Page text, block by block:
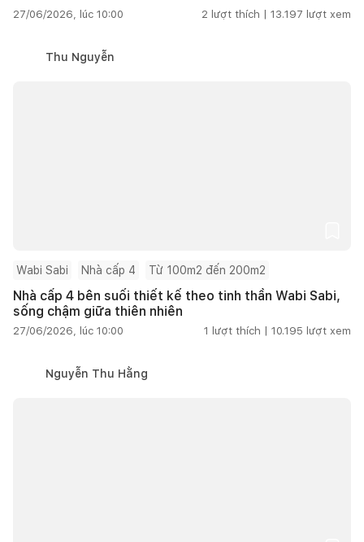
27/06/2026, lúc 10:00 2 lượt thích | 13.197 lượt xem
Thu Nguyễn
Wabi Sabi Nhà cấp 4 Từ 100m2 đến 200m2
Nhà cấp 4 bên suối thiết kế theo tinh thần Wabi Sabi,
sống chậm giữa thiên nhiên
27/06/2026, lúc 10:00 1 lượt thích | 10.195 lượt xem
Nguyễn Thu Hằng